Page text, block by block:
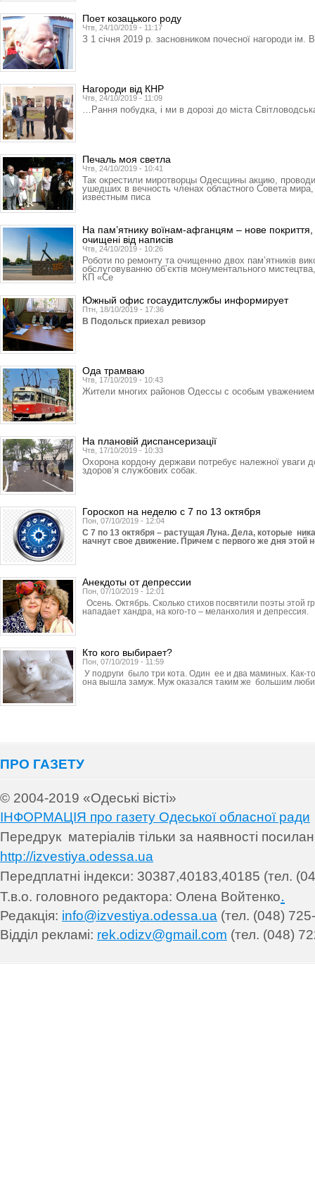
Поет козацького роду
Чтв, 24/10/2019 - 11:17
З 1 січня 2019 р. засновником почесної нагороди ім.
Нагороди від КНР
Чтв, 24/10/2019 - 11:09
…Рання побудка, і ми в дорозі до міста
Печаль моя светла
Чтв, 24/10/2019 - 10:41
Так окрестили миротворцы Одес­щины акцию,
ушедших в вечность членах областного Совета мира,
известным писа
На пам’ятнику воїнам-афганцям – нове
очищені від написів
Чтв, 24/10/2019 - 10:26
Роботи по ремонту та очищенню двох пам’ятників
обслуговуванню об’єктів монументального
КП «Се
Южный офис госаудитслужбы информирует
Птн, 18/10/2019 - 17:36
В Подольск приехал ревизор
Ода трамваю
Чтв, 17/10/2019 - 10:43
Жители многих районов Одессы с особым уважением
На плановій диспансеризації
Чтв, 17/10/2019 - 10:33
Охорона кордону держави потребує належної уваги
здоров’я службових собак.
Гороскоп на неделю с 7 по 13 октября
Пон, 07/10/2019 - 12:04
С 7 по 13 октября – растущая Луна. Дела, которые
начнут свое движение. Причем с первого же дня этой
Анекдоты от депрессии
Пон, 07/10/2019 - 12:01
Осень. Октябрь. Сколько стихов посвятили поэты этой
нападает хандра, на кого-то – меланхолия и депрессия.
Кто кого выбирает?
Пон, 07/10/2019 - 11:59
У подруги было три кота. Один ее и два маминых. Как-
она вышла замуж. Муж оказался таким же большим
ПРО ГАЗЕТУ
© 2004-2019 «Одеські вісті»
ІНФОРМАЦІЯ про газету Одеської обласної ради
Передрук матеріалів тільки за наявності
http://izvestiya.odessa.ua
Передплатні індекси: 30387,40183,40185 (тел.
Т.в.о. головного редактора: Олена Войтенко.
Редакція: info@izvestiya.odessa.ua (тел. (048)
Відділ рекламі: rek.odizv@gmail.com (тел. (048)